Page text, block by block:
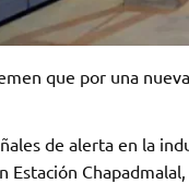
que por una
de alerta en la
Estación